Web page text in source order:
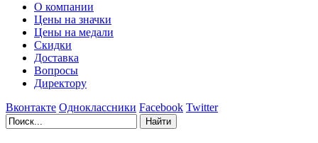
О компании
Цены на значки
Цены на медали
Скидки
Доставка
Вопросы
Директору
Вконтакте Одноклассники Facebook Twitter